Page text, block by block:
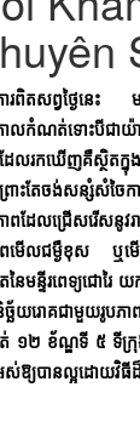
ារពិតសព្វថ្ងៃនេះ
ាលកំណត់ទោះបីជា
ែលរកឃើញគឺស្ថិតក្នុ
ព្រោះតែចង់សន្សំសំច
ពដែលជ្រើសរើសនូវ
មើលជម្ងឺខុស ឬមើ
ៃមន្ទីរពេទ្យជោរៃ
និច្ឆ័យរោគជាមួយរូ
ត់ ១២ ខ័ណ្ឌទី ៥ ទីក្រុ
ស់ឱ្យបានល្អដោយវិធី